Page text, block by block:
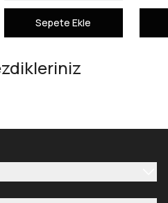
Sepete Ekle